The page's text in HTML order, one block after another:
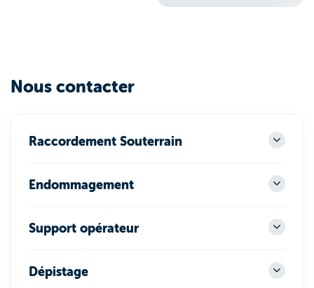
Nous contacter
Raccordement Souterrain
Endommagement
Support opérateur
Dépistage